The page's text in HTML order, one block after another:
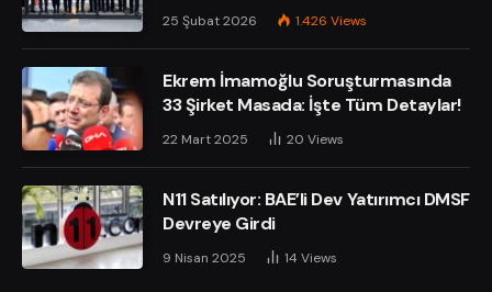
25 Şubat 2026 1.426 Views
Ekrem İmamoğlu Soruşturmasında
33 Şirket Masada: İşte Tüm Detaylar!
22 Mart 2025 20 Views
N11 Satılıyor: BAE’li Dev Yatırımcı DMSF
Devreye Girdi
9 Nisan 2025 14 Views